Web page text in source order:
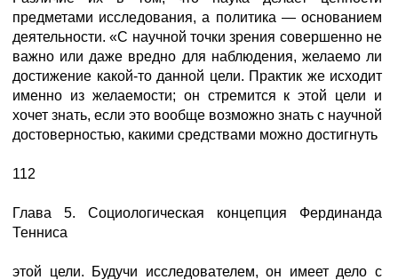
предметами исследования, а политика — основанием
деятельности. «С научной точки зрения совершенно не
важно или даже вредно для наблюдения, желаемо ли
достижение какой-то данной цели. Практик же исходит
именно из желаемости; он стремится к этой цели и
хочет знать, если это вообще возможно знать с научной
достоверностью, какими средствами можно достигнуть
112
Глава 5. Социологическая концепция Фердинанда
Тенниса
этой цели. Будучи исследователем, он имеет дело с